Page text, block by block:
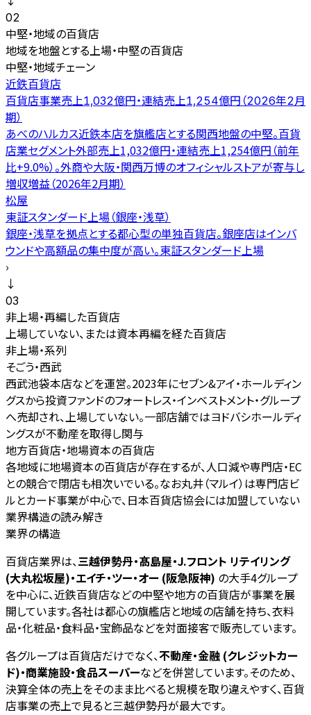
02
中堅・地域の百貨店
地域を地盤とする上場・中堅の百貨店
中堅・地域チェーン
近鉄百貨店
百貨店事業売上1,032億円・連結売上1,254億円（2026年2月
期）
あべのハルカス近鉄本店を旗艦店とする関西地盤の中堅。百貨
店業セグメント外部売上1,032億円・連結売上1,254億円（前年
比+9.0%）。外商や大阪・関西万博のオフィシャルストアが寄与し
増収増益（2026年2月期）
松屋
東証スタンダード上場（銀座・浅草）
銀座・浅草を拠点とする都心型の単独百貨店。銀座店はインバ
ウンドや高額品の集中度が高い。東証スタンダード上場
›
↓
03
非上場・再編した百貨店
上場していない、または資本再編を経た百貨店
非上場・系列
そごう・西武
西武池袋本店などを運営。2023年にセブン&アイ・ホールディン
グスから投資ファンドのフォートレス・インベストメント・グループ
へ売却され、上場していない。一部店舗ではヨドバシホールディ
ングスが不動産を取得し関与
地方百貨店・地場資本の百貨店
各地域に地場資本の百貨店が存在するが、人口減や専門店・EC
との競合で閉店も相次いでいる。なお丸井（マルイ）は専門店ビ
ルとカード事業が中心で、日本百貨店協会には加盟していない
業界構造の読み解き
業界の構造
百貨店業界は、三越伊勢丹・髙島屋・J.フロント リテイリング
(大丸松坂屋)・エイチ・ツー・オー (阪急阪神) の大手4グループ
を中心に、近鉄百貨店などの中堅や地方の百貨店が事業を展
開しています。各社は都心の旗艦店と地域の店舗を持ち、衣料
品・化粧品・食料品・宝飾品などを対面接客で販売しています。
各グループは百貨店だけでなく、不動産・金融 (クレジットカー
ド)・商業施設・食品スーパーなどを併営しています。そのため、
決算全体の売上をそのまま比べると規模を取り違えやすく、百貨
店事業の売上で見ると三越伊勢丹が最大です。